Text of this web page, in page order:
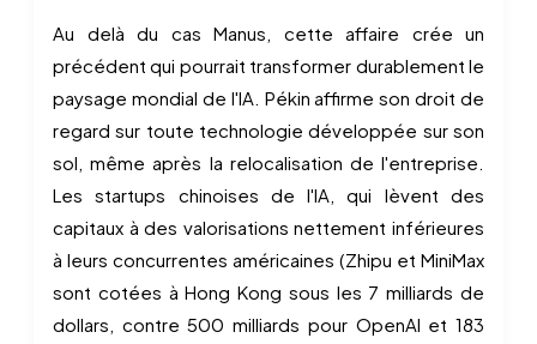
Au delà du cas Manus, cette affaire crée un
précédent qui pourrait transformer durablement le
paysage mondial de l'IA. Pékin affirme son droit de
regard sur toute technologie développée sur son
sol, même après la relocalisation de l'entreprise.
Les startups chinoises de l'IA, qui lèvent des
capitaux à des valorisations nettement inférieures
à leurs concurrentes américaines (Zhipu et MiniMax
sont cotées à Hong Kong sous les 7 milliards de
dollars, contre 500 milliards pour OpenAI et 183